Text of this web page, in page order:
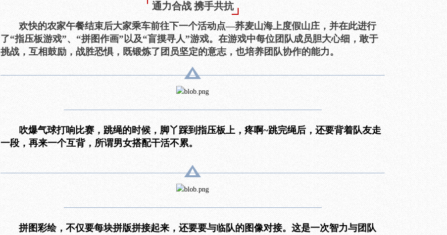
通力合战 携手共抗
欢快的农家午餐结束后大家乘车前往下一个活动点—荞麦山海上度假山庄，并在此进行
了“指压板游戏”、“拼图作画”以及“盲摸寻人”游戏。在游戏中每位团队成员胆大心细，敢于
挑战，互相鼓励，战胜恐惧，既锻炼了团员坚定的意志，也培养团队协作的能力。
吹爆气球打响比赛，跳绳的时候，脚丫踩到指压板上，疼啊~跳完绳后，还要背着队友走
一段，再来一个互背，所谓男女搭配干活不累。
拼图彩绘，不仅要每块拼版拼接起来，还要要与临队的图像对接。这是一次智力与团队